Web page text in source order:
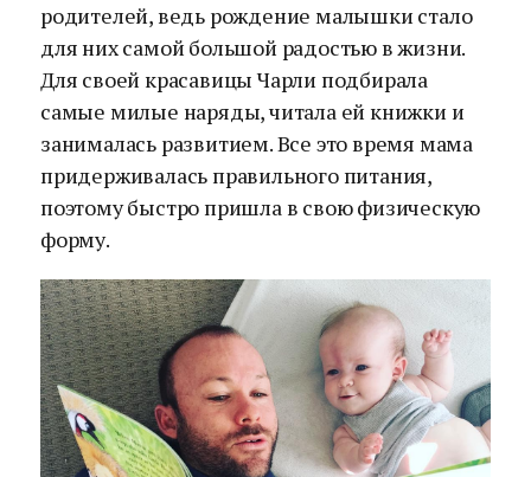
родителей, ведь рождение малышки стало
для них самой большой радостью в жизни.
Для своей красавицы Чарли подбирала
самые милые наряды, читала ей книжки и
занималась развитием. Все это время мама
придерживалась правильного питания,
поэтому быстро пришла в свою физическую
форму.